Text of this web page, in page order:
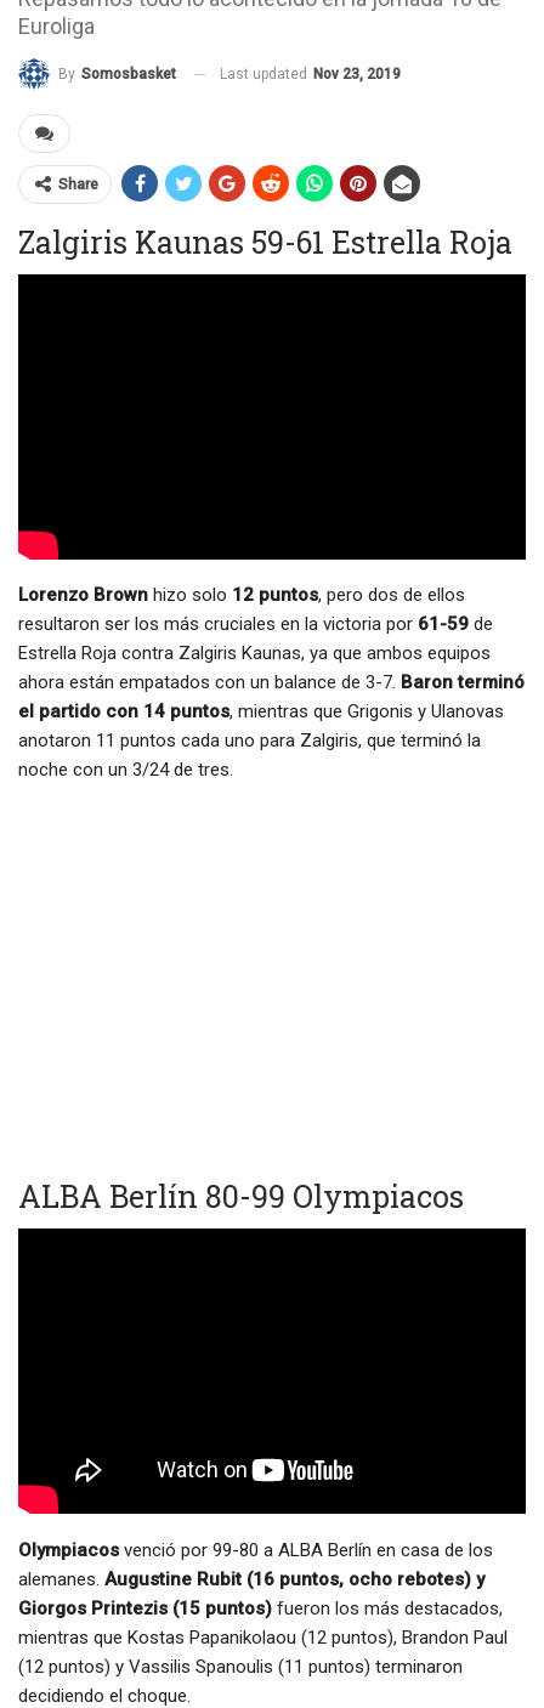
Euroliga
By Somosbasket Last updated Nov 23, 2019
Share
Zalgiris Kaunas 59-61 Estrella Roja
Lorenzo Brown hizo solo 12 puntos, pero dos de ellos
resultaron ser los más cruciales en la victoria por 61-59 de
Estrella Roja contra Zalgiris Kaunas, ya que ambos equipos
ahora están empatados con un balance de 3-7. Baron terminó
el partido con 14 puntos, mientras que Grigonis y Ulanovas
anotaron 11 puntos cada uno para Zalgiris, que terminó la
noche con un 3/24 de tres.
ALBA Berlín 80-99 Olympiacos
Olympiacos venció por 99-80 a ALBA Berlín en casa de los
alemanes. Augustine Rubit (16 puntos, ocho rebotes) y
Giorgos Printezis (15 puntos) fueron los más destacados,
mientras que Kostas Papanikolaou (12 puntos), Brandon Paul
(12 puntos) y Vassilis Spanoulis (11 puntos) terminaron
decidiendo el choque.